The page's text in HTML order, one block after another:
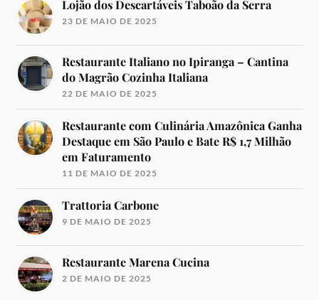
Lojão dos Descartáveis Taboão da Serra
23 DE MAIO DE 2025
Restaurante Italiano no Ipiranga – Cantina
do Magrão Cozinha Italiana
22 DE MAIO DE 2025
Restaurante com Culinária Amazônica Ganha
Destaque em São Paulo e Bate R$ 1,7 Milhão
em Faturamento
11 DE MAIO DE 2025
Trattoria Carbone
9 DE MAIO DE 2025
Restaurante Marena Cucina
2 DE MAIO DE 2025